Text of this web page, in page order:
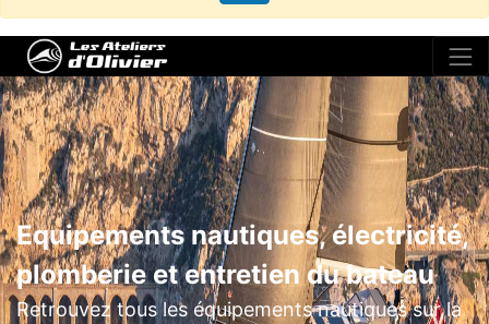
Equipements nautiques, électricité,
plomberie et entretien du bateau
Retrouvez tous les équipements nautiques sur la